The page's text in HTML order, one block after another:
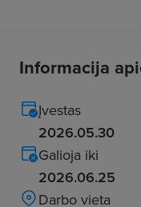
Informacija
Įvestas
2026.05.30
Galioja iki
2026.06.25
Darbo vieta